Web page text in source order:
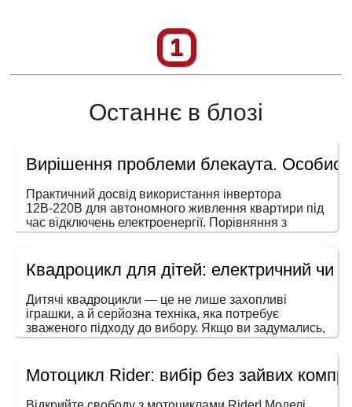
1
Останнє в блозі
Вирішення проблеми блекаута.
Практичний досвід використання інвертора
12В-220В для автономного живлення квартири під
час відключень електроенергії. Порівняння з
генераторами, ДБЖ і power station. На що звертати
Квадроцикл для дітей: електричний чи
Дитячі квадроцикли — це не лише захопливі
іграшки, а й серйозна техніка, яка потребує
зваженого підходу до вибору. Якщо ви задумались,
як обрати квадроцикл для дитини, то ця інструкція
та в межах вашого бюджету. Адже йдеться не
просто про розвагу — мова про безпечний
транспорт, що розвиває координацію, увагу та
Мотоцикл Rider: вибір без зайвих